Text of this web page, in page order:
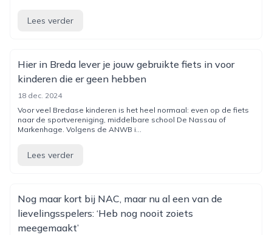
Lees verder
Hier in Breda lever je jouw gebruikte fiets in voor
kinderen die er geen hebben
18 dec. 2024
Voor veel Bredase kinderen is het heel normaal: even op de fiets
naar de sportvereniging, middelbare school De Nassau of
Markenhage. Volgens de ANWB i...
Lees verder
Nog maar kort bij NAC, maar nu al een van de
lievelingsspelers: ‘Heb nog nooit zoiets
meegemaakt’